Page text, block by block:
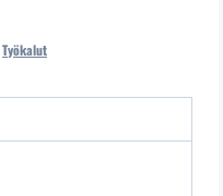
Työkalut